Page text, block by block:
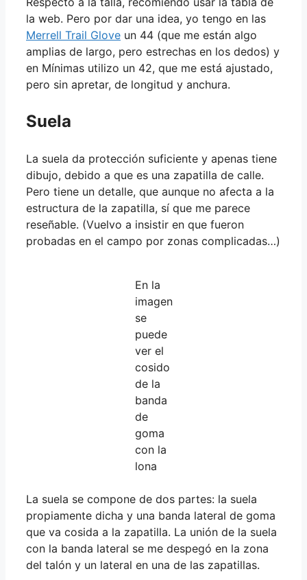
la web. Pero por dar una idea, yo tengo en las
Merrell Trail Glove un 44 (que me están algo
amplias de largo, pero estrechas en los dedos) y
en Mínimas utilizo un 42, que me está ajustado,
pero sin apretar, de longitud y anchura.
Suela
La suela da protección suficiente y apenas tiene
dibujo, debido a que es una zapatilla de calle.
Pero tiene un detalle, que aunque no afecta a la
estructura de la zapatilla, sí que me parece
reseñable. (Vuelvo a insistir en que fueron
probadas en el campo por zonas complicadas…)
En la
imagen
se
puede
ver el
cosido
de la
banda
de
goma
con la
lona
La suela se compone de dos partes: la suela
propiamente dicha y una banda lateral de goma
que va cosida a la zapatilla. La unión de la suela
con la banda lateral se me despegó en la zona
del talón y un lateral en una de las zapatillas.